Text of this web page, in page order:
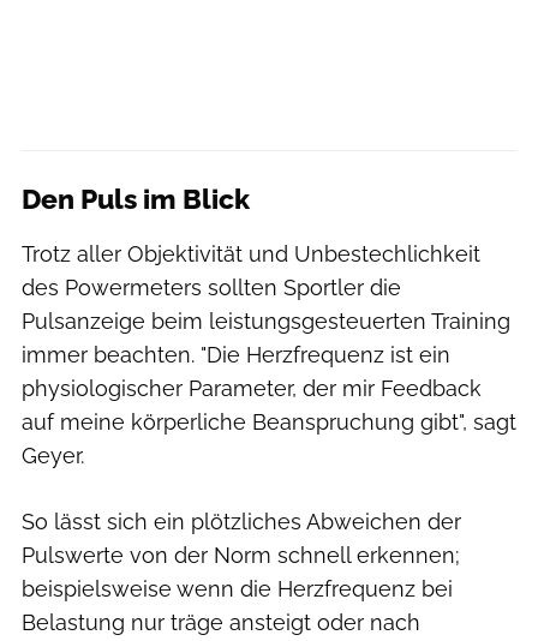
Den Puls im Blick
Trotz aller Objektivität und Unbestechlichkeit
des Powermeters sollten Sportler die
Pulsanzeige beim leistungsgesteuerten Training
immer beachten. "Die Herzfrequenz ist ein
physiologischer Parameter, der mir Feedback
auf meine körperliche Beanspruchung gibt", sagt
Geyer.
So lässt sich ein plötzliches Abweichen der
Pulswerte von der Norm schnell erkennen;
beispielsweise wenn die Herzfrequenz bei
Belastung nur träge ansteigt oder nach